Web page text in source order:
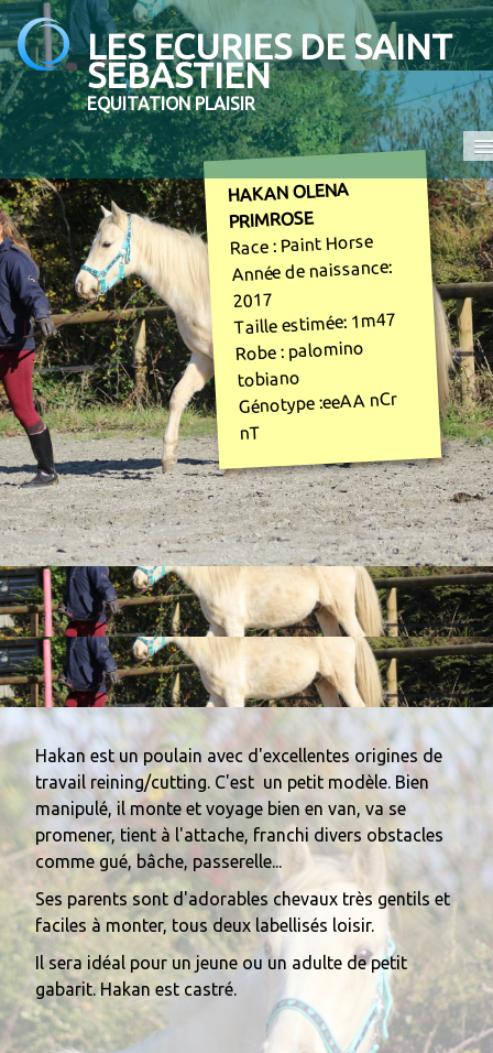
LES ECURIES DE SAINT
SEBASTIEN
EQUITATION PLAISIR
Accueil
Promenades et randonnées
Ecole d'équitation
Elevage
En vente
Contact
COMPETITION
0
HAKAN OLENA
PRIMROSE
Race : Paint Horse
Année de naissance:
2017
Taille estimée: 1m47
Robe : palomino
tobiano
Génotype :eeAA nCr
nT
Hakan est un poulain avec d'excellentes origines de
travail reining/cutting. C'est un petit modèle. Bien
manipulé, il monte et voyage bien en van, va se
promener, tient à l'attache, franchi divers obstacles
comme gué, bâche, passerelle...
Ses parents sont d'adorables chevaux très gentils et
faciles à monter, tous deux labellisés loisir.
Il sera idéal pour un jeune ou un adulte de petit
gabarit. Hakan est castré.